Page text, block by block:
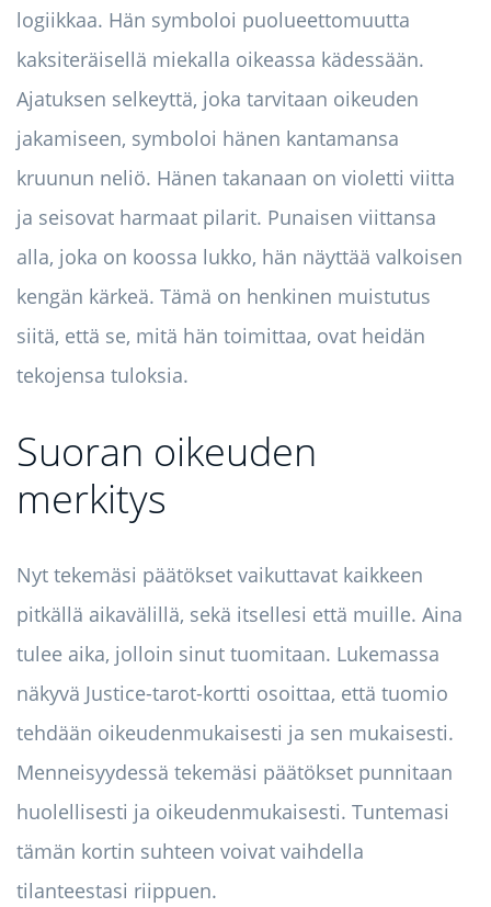
logiikkaa. Hän symboloi puolueettomuutta
kaksiteräisellä miekalla oikeassa kädessään.
Ajatuksen selkeyttä, joka tarvitaan oikeuden
jakamiseen, symboloi hänen kantamansa
kruunun neliö. Hänen takanaan on violetti viitta
ja seisovat harmaat pilarit. Punaisen viittansa
alla, joka on koossa lukko, hän näyttää valkoisen
kengän kärkeä. Tämä on henkinen muistutus
siitä, että se, mitä hän toimittaa, ovat heidän
tekojensa tuloksia.
Suoran oikeuden
merkitys
Nyt tekemäsi päätökset vaikuttavat kaikkeen
pitkällä aikavälillä, sekä itsellesi että muille. Aina
tulee aika, jolloin sinut tuomitaan. Lukemassa
näkyvä Justice-tarot-kortti osoittaa, että tuomio
tehdään oikeudenmukaisesti ja sen mukaisesti.
Menneisyydessä tekemäsi päätökset punnitaan
huolellisesti ja oikeudenmukaisesti. Tuntemasi
tämän kortin suhteen voivat vaihdella
tilanteestasi riippuen.